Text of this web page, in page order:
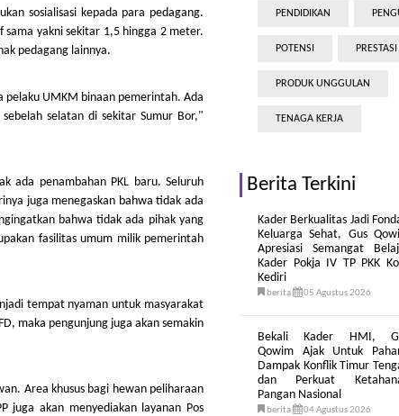
sosialisasi kepada para pedagang.
yakni sekitar 1,5 hingga 2 meter.
pedagang lainnya.
pelaku UMKM binaan pemerintah. Ada
selatan di sekitar Sumur Bor,"
ada penambahan PKL baru. Seluruh
juga menegaskan bahwa tidak ada
bahwa tidak ada pihak yang
fasilitas umum milik pemerintah
tempat nyaman untuk masyarakat
maka pengunjung juga akan semakin
Area khusus bagi hewan peliharaan
juga akan menyediakan layanan Pos
PENDIDIKAN
POTENSI PRESTASI
PRODUK UNGGULAN
TENAGA KERJA
Berita Terkini
Kader Berkualitas Jadi
Keluarga Sehat, Gus
Apresiasi Semangat
Kader Pokja IV TP PKK
Kediri
berita 05 Agustus 2026
Bekali Kader HMI,
Qowim Ajak Untuk
Dampak Konflik Timur
dan Perkuat
Pangan Nasional
berita 04 Agustus 2026